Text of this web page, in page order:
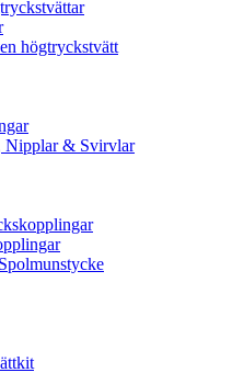
högtryckstvätt
Nipplar & Svirvlar